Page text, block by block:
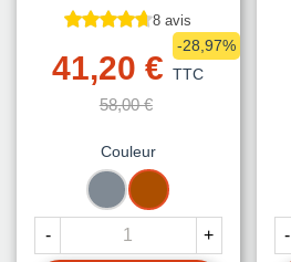
8 avis
41,20 € TTC
58,00 €
-28,97%
Couleur
GRIS
TERRE
CUITE
- + -